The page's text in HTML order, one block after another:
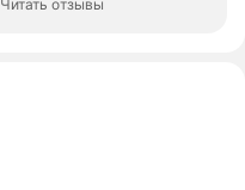
Читать отзывы